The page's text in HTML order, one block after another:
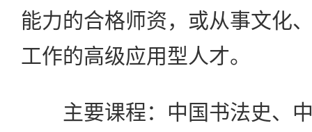
能力的合格师资，或从事文化
工作的高级应用型人才。
主要课程：中国书法史、中